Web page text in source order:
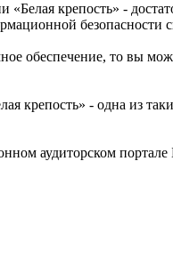
«Белая крепость» -
безопасности
обеспечение, то вы
крепость» - одна из
аудиторском портале